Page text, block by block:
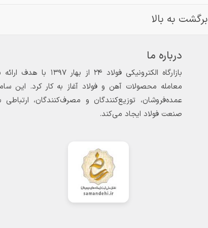
برگشت به بالا
درباره ما
بازارگاه الکترونیکی
معامله محصولات آهن و فولاد آغاز به کار کرد. این
عمده‌فروشان، توزیع‌کنندگان و مصرف‌کنندگان،
صنعت فولاد ایجاد می‌کند.